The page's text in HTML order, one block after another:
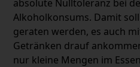
absolute Nulltoleranz bei
Alkoholkonsums. Damit
geraten werden, es auch
Getränken drauf
nur kleine Mengen im